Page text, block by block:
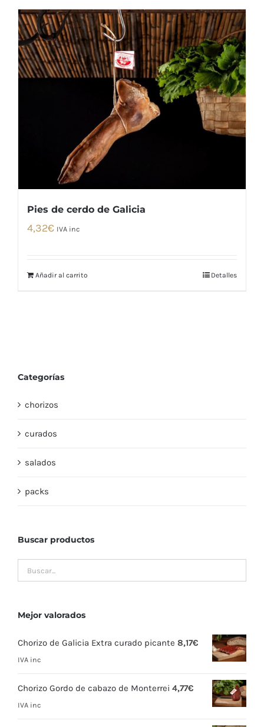
Pies de cerdo de Galicia
4,32€ IVA inc
Añadir al carrito Detalles
Categorías
chorizos
curados
salados
packs
Buscar productos
Mejor valorados
Chorizo de Galicia Extra curado picante 8,17€
IVA inc
Chorizo Gordo de cabazo de Monterrei 4,77€
IVA inc